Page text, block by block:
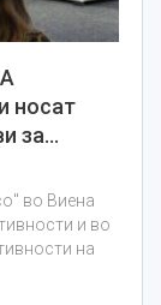
носат
за…
во Виена
и во
на